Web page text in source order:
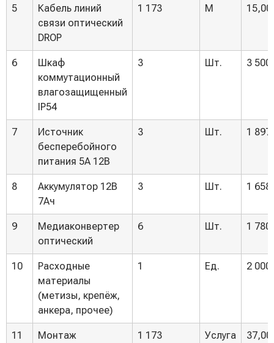
5
Кабель линий
связи оптический
DROP
1 173 М 15,00
6
Шкаф
коммутационный
влагозащищенный
IP54
3 Шт. 3
7
Источник
бесперебойного
питания 5А 12В
3 Шт. 1
8
Аккумулятор 12В
7Ач
3 Шт. 1
9
Медиаконвертер
оптический
6 Шт. 1
10
Расходные
материалы
(метизы, крепёж,
анкера, прочее)
1 Ед. 2
11
Монтаж
1 173 Услуга 37,00